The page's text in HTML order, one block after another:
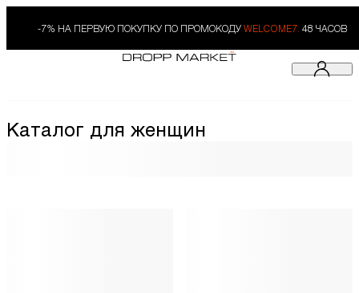
-7% НА ПЕРВУЮ ПОКУПКУ ПО ПРОМОКОДУ WELCOME7. 48 ЧАСОВ
Каталог для женщин